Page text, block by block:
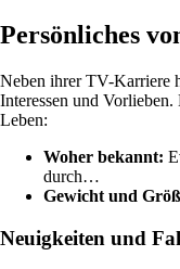
Persönliches
Neben ihrer TV-Karriere
Interessen und
Leben:
Woher bekannt:
durch…
Gewicht und
Neuigkeiten und